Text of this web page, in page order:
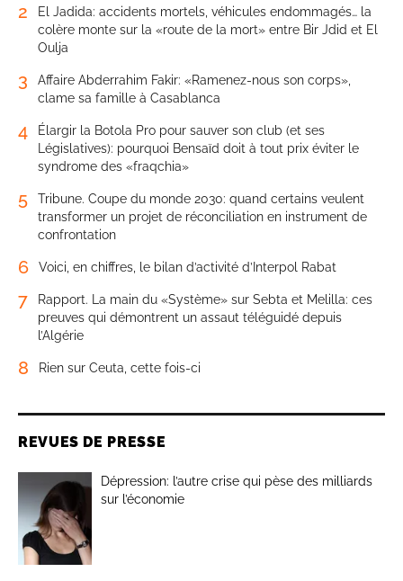
2
El Jadida: accidents mortels, véhicules endommagés… la
colère monte sur la «route de la mort» entre Bir Jdid et El
Oulja
3
Affaire Abderrahim Fakir: «Ramenez-nous son corps»,
clame sa famille à Casablanca
4
Élargir la Botola Pro pour sauver son club (et ses
Législatives): pourquoi Bensaïd doit à tout prix éviter le
syndrome des «fraqchia»
5
Tribune. Coupe du monde 2030: quand certains veulent
transformer un projet de réconciliation en instrument de
confrontation
6 Voici, en chiffres, le bilan d’activité d’Interpol Rabat
7
Rapport. La main du «Système» sur Sebta et Melilla: ces
preuves qui démontrent un assaut téléguidé depuis
l’Algérie
8 Rien sur Ceuta, cette fois-ci
REVUES DE PRESSE
Dépression: l’autre crise qui pèse des milliards
sur l’économie